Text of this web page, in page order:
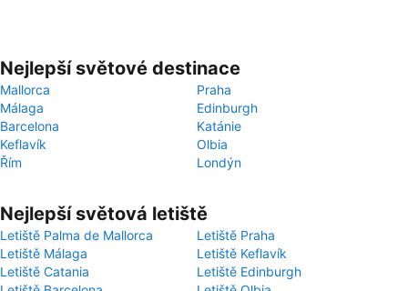
Nejlepší světové destinace
Mallorca
Praha
Málaga
Edinburgh
Barcelona
Katánie
Keflavík
Olbia
Řím
Londýn
Nejlepší světová letiště
Letiště Palma de Mallorca
Letiště Praha
Letiště Málaga
Letiště Keflavík
Letiště Catania
Letiště Edinburgh